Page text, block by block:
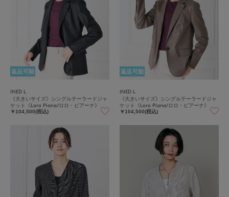
返品可能
INED L
《大きいサイズ》シングルテーラードジャ
ケット《Loro Piana/ロロ・ピアーナ》
￥104,500(税込)
返品可能
INED L
《大きいサイズ》シングルテーラードジャ
ケット《Loro Piana/ロロ・ピアーナ》
￥104,500(税込)